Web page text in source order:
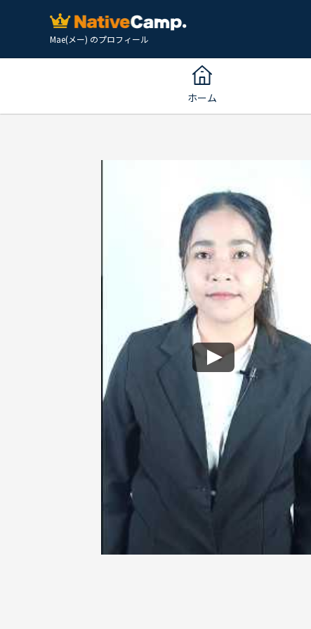
Mae(メー) のプロフィール
ホーム